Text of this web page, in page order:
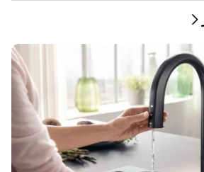
في قرية دشتافان. هناك أكثر من
حقق أحد سكان الهند رقما قياسيا
يسبب هلوسة مماثلة لدى أشخاص من